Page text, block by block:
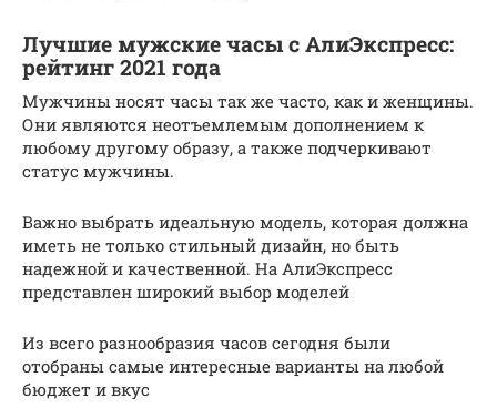
Лучшие мужские часы с АлиЭкспресс:
рейтинг 2021 года
Мужчины носят часы так же часто, как и женщины.
Они являются неотъемлемым дополнением к
любому другому образу, а также подчеркивают
статус мужчины.
Важно выбрать идеальную модель, которая должна
иметь не только стильный дизайн, но быть
надежной и качественной. На АлиЭкспресс
представлен широкий выбор моделей
Из всего разнообразия часов сегодня были
отобраны самые интересные варианты на любой
бюджет и вкус